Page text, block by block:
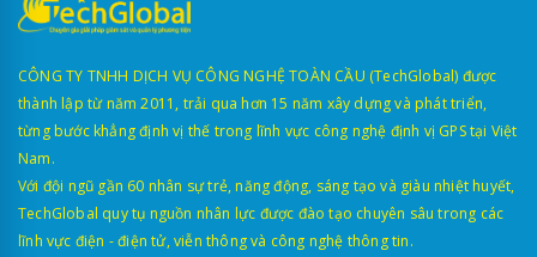
CÔNG TY TNHH DỊCH VỤ CÔNG NGHỆ TOÀN CẦU (TechGlobal) được
thành lập từ năm 2011, trải qua hơn 15 năm xây dựng và phát triển,
từng bước khẳng định vị thế trong lĩnh vực công nghệ định vị GPS tại Việt
Nam.
Với đội ngũ gần 60 nhân sự trẻ, năng động, sáng tạo và giàu nhiệt huyết,
TechGlobal quy tụ nguồn nhân lực được đào tạo chuyên sâu trong các
lĩnh vực điện - điện tử, viễn thông và công nghệ thông tin.